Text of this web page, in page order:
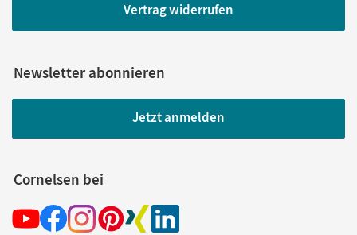
Vertrag widerrufen
Newsletter abonnieren
Jetzt anmelden
Cornelsen bei